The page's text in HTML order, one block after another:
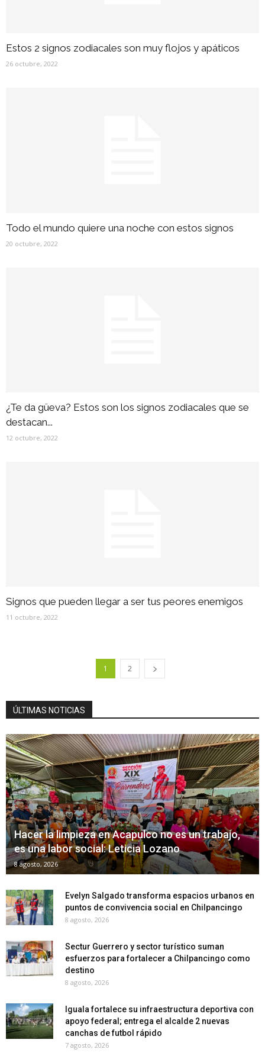
Estos 2 signos zodiacales son muy flojos y apáticos
26 octubre, 2022
Todo el mundo quiere una noche con estos signos
20 octubre, 2022
¿Te da güeva? Estos son los signos zodiacales que se
destacan...
12 octubre, 2022
Signos que pueden llegar a ser tus peores enemigos
11 octubre, 2022
1 2
ÚLTIMAS NOTICIAS
Hacer la limpieza en Acapulco no es un trabajo,
es una labor social: Leticia Lozano
8 agosto, 2026
Evelyn Salgado transforma espacios urbanos en
puntos de convivencia social en Chilpancingo
8 agosto, 2026
Sectur Guerrero y sector turístico suman
esfuerzos para fortalecer a Chilpancingo como
destino
8 agosto, 2026
Iguala fortalece su infraestructura deportiva con
apoyo federal; entrega el alcalde 2 nuevas
canchas de futbol rápido
7 agosto, 2026